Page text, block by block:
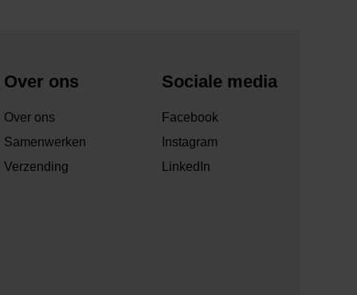
Over ons
Over ons
Samenwerken
Verzending
Sociale media
Facebook
Instagram
LinkedIn